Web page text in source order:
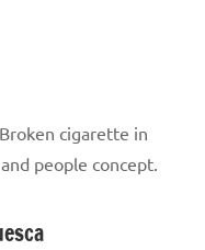
cigarette in
people concept.